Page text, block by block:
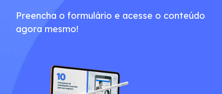
Preencha o formulário e acesse o conteúdo
agora mesmo!